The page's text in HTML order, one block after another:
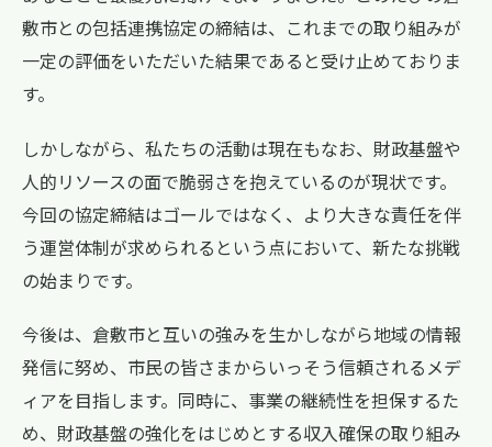
敷市との包括連携協定の締結は、これまでの取り組みが
一定の評価をいただいた結果であると受け止めておりま
す。
しかしながら、私たちの活動は現在もなお、財政基盤や
人的リソースの面で脆弱さを抱えているのが現状です。
今回の協定締結はゴールではなく、より大きな責任を伴
う運営体制が求められるという点において、新たな挑戦
の始まりです。
今後は、倉敷市と互いの強みを生かしながら地域の情報
発信に努め、市民の皆さまからいっそう信頼されるメデ
ィアを目指します。同時に、事業の継続性を担保するた
め、財政基盤の強化をはじめとする収入確保の取り組み